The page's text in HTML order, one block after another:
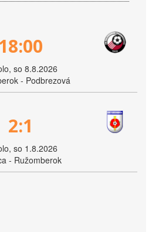
18:00
so 8.8.2026
- Podbrezová
2:1
so 1.8.2026
- Ružomberok